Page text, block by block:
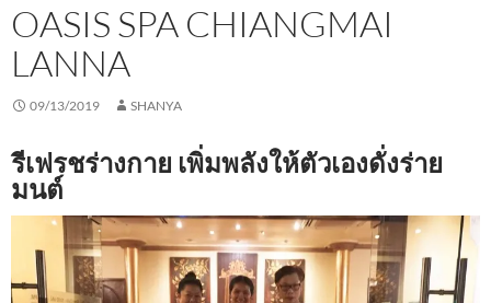
OASIS SPA CHIANGMAI
LANNA
09/13/2019 SHANYA
รีเฟรชร่างกาย เพิ่มพลังให้ตัวเองดั่งร่าย
มนต์